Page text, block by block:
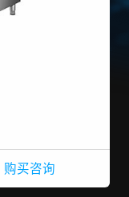
购买咨询